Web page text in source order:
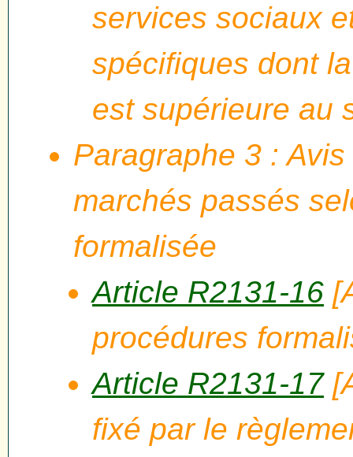
services sociaux
spécifiques dont
est supérieure au
Paragraphe 3 :
marchés passés
formalisée
Article R2131-16
procédures
Article R2131-17
fixé par le